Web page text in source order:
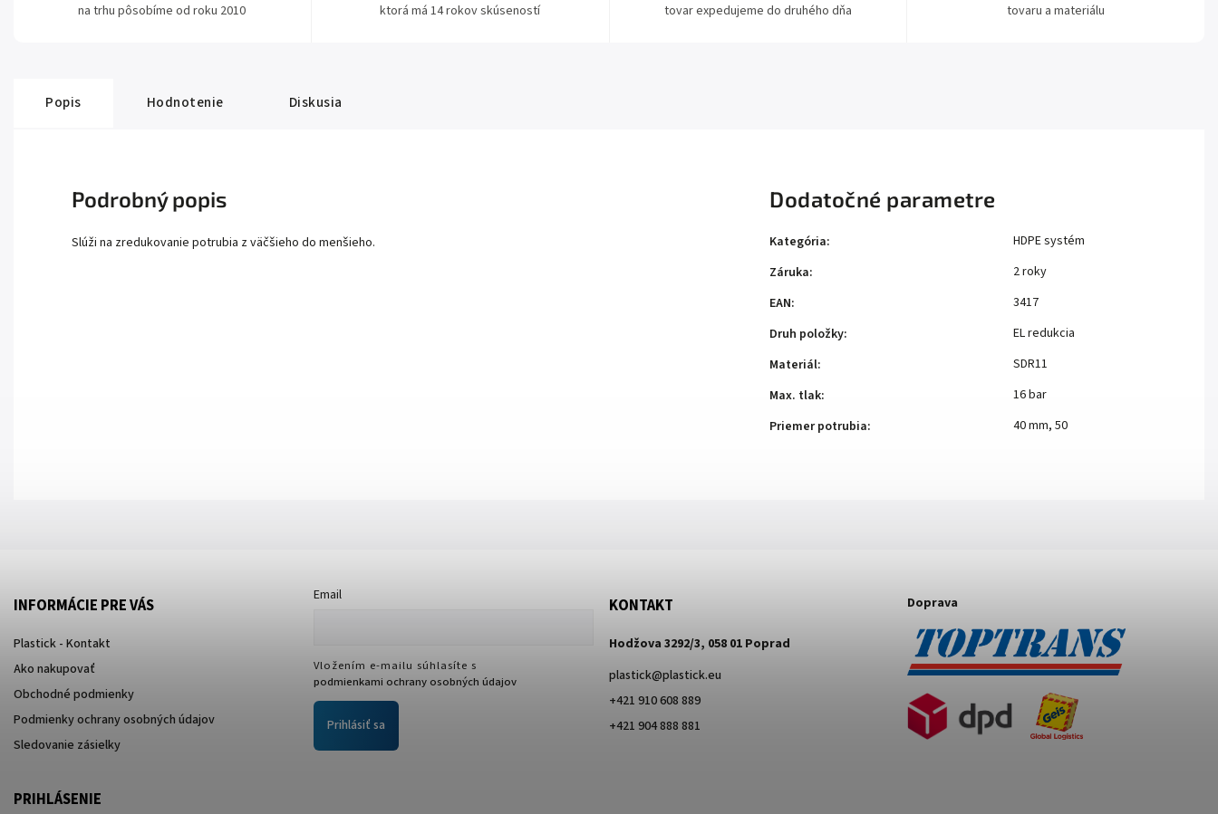
na trhu pôsobíme od roku 2010 ktorá má 14 rokov skúseností tovar expedujeme do druhého dňa tovaru a materiálu
Popis Hodnotenie Diskusia
Podrobný popis
Slúži na zredukovanie potrubia z väčšieho do menšieho.
Dodatočné parametre
Kategória:
HDPE systém
Záruka:
2 roky
EAN:
3417
Druh položky:
EL redukcia
Materiál:
SDR11
Max. tlak:
16 bar
Priemer potrubia: 40 mm, 50
INFORMÁCIE PRE VÁS
Plastick - Kontakt
Ako nakupovať
Obchodné podmienky
Podmienky ochrany osobných údajov
Sledovanie zásielky
Email
Vložením e-mailu súhlasíte s
podmienkami ochrany osobných údajov
Prihlásiť sa
KONTAKT
Hodžova 3292/3, 058 01 Poprad
plastick@plastick.eu
+421 910 608 889
+421 904 888 881
Doprava
PRIHLÁSENIE